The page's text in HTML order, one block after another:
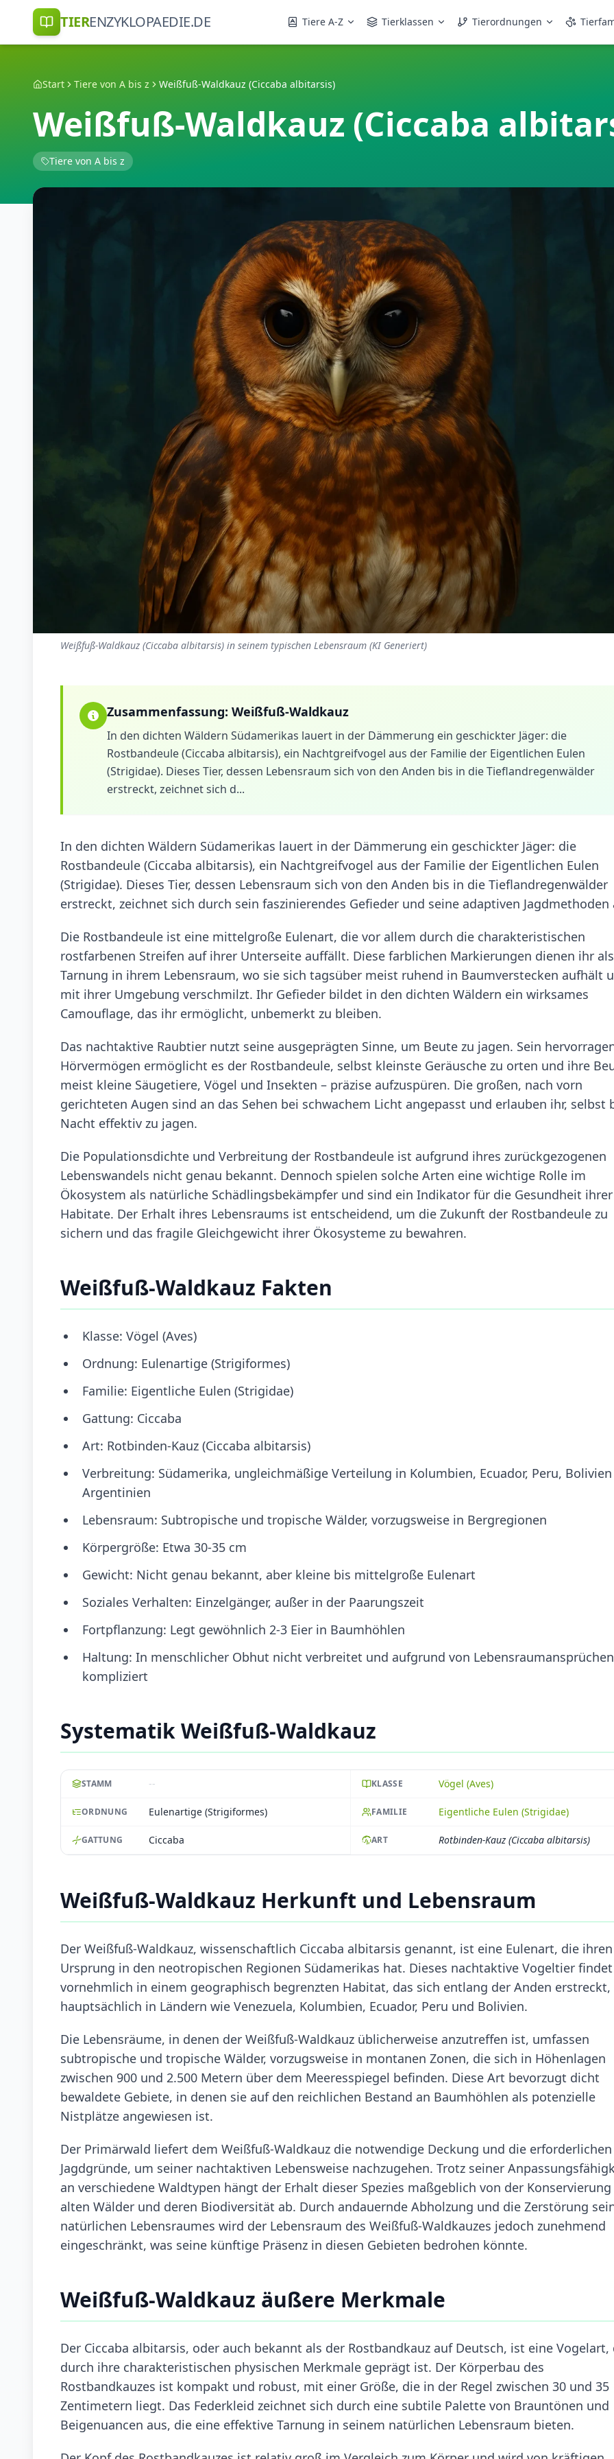
TIERENZYKLOPAEDIE.DE Tiere A-Z Tierklassen Tierordnungen
Start Tiere von A bis z Weißfuß-Waldkauz (Ciccaba albitarsis)
Weißfuß-Waldkauz (Ciccaba
Tiere von A bis z
Weißfuß-Waldkauz (Ciccaba albitarsis) in seinem typischen Lebensraum (KI Generiert)
Zusammenfassung: Weißfuß-Waldkauz
In den dichten Wäldern Südamerikas lauert in der Dämmerung ein geschickter Jäger: die
Rostbandeule (Ciccaba albitarsis), ein Nachtgreifvogel aus der Familie der Eigentlichen Eulen
(Strigidae). Dieses Tier, dessen Lebensraum sich von den Anden bis in die Tieflandregenwälder
erstreckt, zeichnet sich d...
In den dichten Wäldern Südamerikas lauert in der Dämmerung ein geschickter Jäger: die
Rostbandeule (Ciccaba albitarsis), ein Nachtgreifvogel aus der Familie der Eigentlichen Eulen
(Strigidae). Dieses Tier, dessen Lebensraum sich von den Anden bis in die Tieflandregenwälder
erstreckt, zeichnet sich durch sein faszinierendes Gefieder und seine adaptiven Jagdmethoden
Die Rostbandeule ist eine mittelgroße Eulenart, die vor allem durch die charakteristischen
rostfarbenen Streifen auf ihrer Unterseite auffällt. Diese farblichen Markierungen dienen ihr als
Tarnung in ihrem Lebensraum, wo sie sich tagsüber meist ruhend in Baumverstecken aufhält
mit ihrer Umgebung verschmilzt. Ihr Gefieder bildet in den dichten Wäldern ein wirksames
Camouflage, das ihr ermöglicht, unbemerkt zu bleiben.
Das nachtaktive Raubtier nutzt seine ausgeprägten Sinne, um Beute zu jagen. Sein
Hörvermögen ermöglicht es der Rostbandeule, selbst kleinste Geräusche zu orten und ihre
meist kleine Säugetiere, Vögel und Insekten – präzise aufzuspüren. Die großen, nach vorn
gerichteten Augen sind an das Sehen bei schwachem Licht angepasst und erlauben ihr, selbst
Nacht effektiv zu jagen.
Die Populationsdichte und Verbreitung der Rostbandeule ist aufgrund ihres zurückgezogenen
Lebenswandels nicht genau bekannt. Dennoch spielen solche Arten eine wichtige Rolle im
Ökosystem als natürliche Schädlingsbekämpfer und sind ein Indikator für die Gesundheit ihrer
Habitate. Der Erhalt ihres Lebensraums ist entscheidend, um die Zukunft der Rostbandeule zu
sichern und das fragile Gleichgewicht ihrer Ökosysteme zu bewahren.
Weißfuß-Waldkauz Fakten
Klasse: Vögel (Aves)
Ordnung: Eulenartige (Strigiformes)
Familie: Eigentliche Eulen (Strigidae)
Gattung: Ciccaba
Art: Rotbinden-Kauz (Ciccaba albitarsis)
Verbreitung: Südamerika, ungleichmäßige Verteilung in Kolumbien, Ecuador, Peru,
Argentinien
Lebensraum: Subtropische und tropische Wälder, vorzugsweise in Bergregionen
Körpergröße: Etwa 30-35 cm
Gewicht: Nicht genau bekannt, aber kleine bis mittelgroße Eulenart
Soziales Verhalten: Einzelgänger, außer in der Paarungszeit
Fortpflanzung: Legt gewöhnlich 2-3 Eier in Baumhöhlen
Haltung: In menschlicher Obhut nicht verbreitet und aufgrund von Lebensraumansprüchen
kompliziert
Systematik Weißfuß-Waldkauz
STAMM -- KLASSE Vögel (Aves)
ORDNUNG Eulenartige (Strigiformes) FAMILIE Eigentliche Eulen (Strigidae)
GATTUNG Ciccaba ART Rotbinden-Kauz (Ciccaba albitarsis)
Weißfuß-Waldkauz Herkunft und Lebensraum
Der Weißfuß-Waldkauz, wissenschaftlich Ciccaba albitarsis genannt, ist eine Eulenart, die ihren
Ursprung in den neotropischen Regionen Südamerikas hat. Dieses nachtaktive Vogeltier
vornehmlich in einem geographisch begrenzten Habitat, das sich entlang der Anden erstreckt,
hauptsächlich in Ländern wie Venezuela, Kolumbien, Ecuador, Peru und Bolivien.
Die Lebensräume, in denen der Weißfuß-Waldkauz üblicherweise anzutreffen ist, umfassen
subtropische und tropische Wälder, vorzugsweise in montanen Zonen, die sich in Höhenlagen
zwischen 900 und 2.500 Metern über dem Meeresspiegel befinden. Diese Art bevorzugt dicht
bewaldete Gebiete, in denen sie auf den reichlichen Bestand an Baumhöhlen als potenzielle
Nistplätze angewiesen ist.
Der Primärwald liefert dem Weißfuß-Waldkauz die notwendige Deckung und die erforderlichen
Jagdgründe, um seiner nachtaktiven Lebensweise nachzugehen. Trotz seiner
an verschiedene Waldtypen hängt der Erhalt dieser Spezies maßgeblich von der
alten Wälder und deren Biodiversität ab. Durch andauernde Abholzung und die Zerstörung
natürlichen Lebensraumes wird der Lebensraum des Weißfuß-Waldkauzes jedoch zunehmend
eingeschränkt, was seine künftige Präsenz in diesen Gebieten bedrohen könnte.
Weißfuß-Waldkauz äußere Merkmale
Der Ciccaba albitarsis, oder auch bekannt als der Rostbandkauz auf Deutsch, ist eine Vogelart,
durch ihre charakteristischen physischen Merkmale geprägt ist. Der Körperbau des
Rostbandkauzes ist kompakt und robust, mit einer Größe, die in der Regel zwischen 30 und 35
Zentimetern liegt. Das Federkleid zeichnet sich durch eine subtile Palette von Brauntönen und
Beigenuancen aus, die eine effektive Tarnung in seinem natürlichen Lebensraum bieten.